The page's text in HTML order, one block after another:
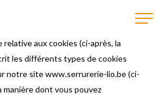
aux cookies (ci-après, la
les différents types de cookies
notre site www.serrurerie-lio.be (ci-
manière dont vous pouvez